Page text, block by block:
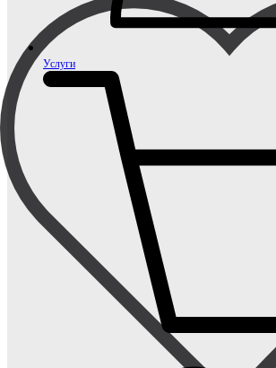
Услуги